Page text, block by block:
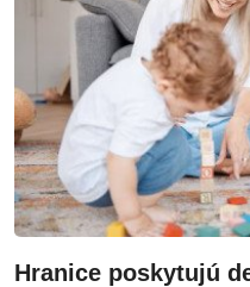
Hranice poskytujú